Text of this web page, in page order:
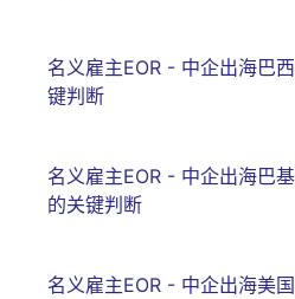
名义雇主EOR - 中企出海巴
键判断
名义雇主EOR - 中企出海巴
的关键判断
名义雇主EOR - 中企出海美